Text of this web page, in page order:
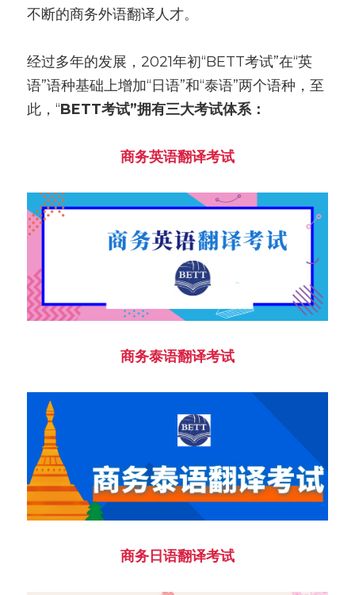
不断的商务外语翻译人才。
经过多年的发展，2021年初“BETT考试”在“英
语”语种基础上增加“日语”和“泰语”两个语种，至
此，“BETT考试”拥有三大考试体系：
商务英语翻译考试
商务泰语翻译考试
商务日语翻译考试